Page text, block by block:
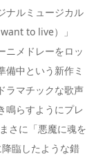
ナルミュージカル
to live）」
ニメドレーをロッ
備中という新作ミ
ラマチックな歌声
鳴らすようにプレ
さに「悪魔に魂を
臨したような錯